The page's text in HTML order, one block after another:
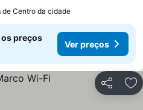
de Centro da cidade
os preços
Ver preços
Partilhar